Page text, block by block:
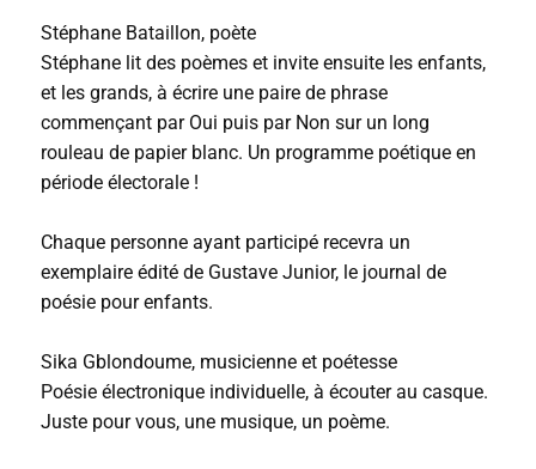
Stéphane Bataillon, poète
Stéphane lit des poèmes et invite ensuite les enfants,
et les grands, à écrire une paire de phrase
commençant par Oui puis par Non sur un long
rouleau de papier blanc. Un programme poétique en
période électorale !
Chaque personne ayant participé recevra un
exemplaire édité de Gustave Junior, le journal de
poésie pour enfants.
Sika Gblondoume, musicienne et poétesse
Poésie électronique individuelle, à écouter au casque.
Juste pour vous, une musique, un poème.